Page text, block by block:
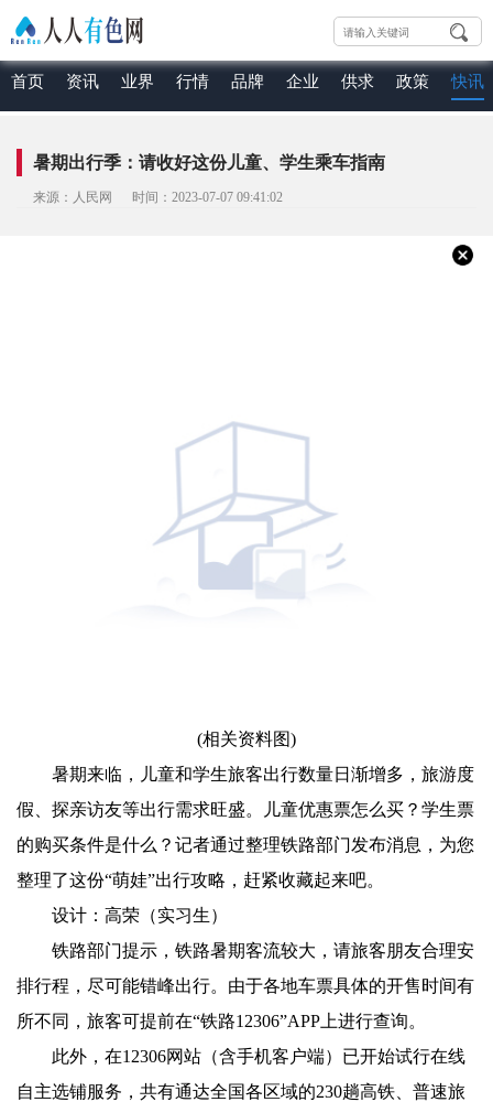
首页 资讯 业界 行情 品牌 企业 供求 政策 快讯
暑期出行季：请收好这份儿童、学生乘车指南
来源：人民网 时间：2023-07-07 09:41:02
(相关资料图)
暑期来临，儿童和学生旅客出行数量日渐增多，旅游度
假、探亲访友等出行需求旺盛。儿童优惠票怎么买？学生票
的购买条件是什么？记者通过整理铁路部门发布消息，为您
整理了这份“萌娃”出行攻略，赶紧收藏起来吧。
设计：高荣（实习生）
铁路部门提示，铁路暑期客流较大，请旅客朋友合理安
排行程，尽可能错峰出行。由于各地车票具体的开售时间有
所不同，旅客可提前在“铁路12306”APP上进行查询。
此外，在12306网站（含手机客户端）已开始试行在线
自主选铺服务，共有通达全国各区域的230趟高铁、普速旅